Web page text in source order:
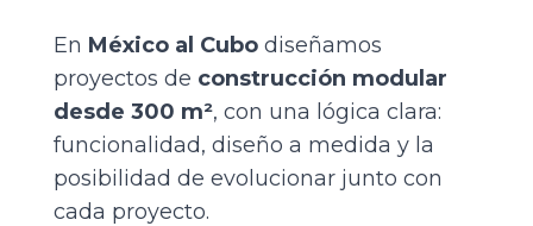
En México al Cubo diseñamos
proyectos de construcción modular
desde 300 m², con una lógica clara:
funcionalidad, diseño a medida y la
posibilidad de evolucionar junto con
cada proyecto.